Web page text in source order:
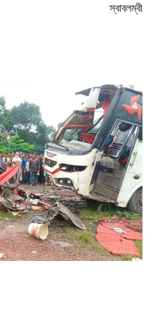
স্বাবলম্বী